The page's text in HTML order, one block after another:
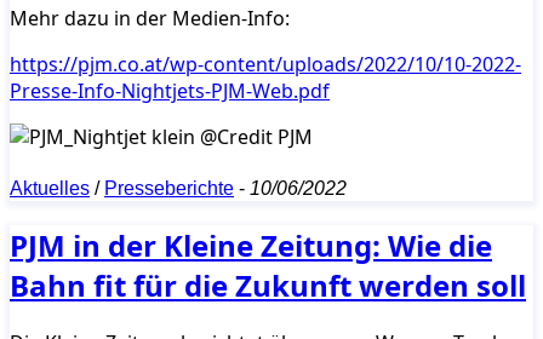
Mehr dazu in der Medien-Info:
https://pjm.co.at/wp-content/uploads/2022/10/10-2022-
Presse-Info-Nightjets-PJM-Web.pdf
Aktuelles / Presseberichte - 10/06/2022
PJM in der Kleine Zeitung: Wie die
Bahn fit für die Zukunft werden soll